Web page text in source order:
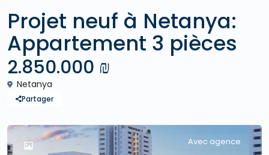
Projet neuf à Netanya:
Appartement 3 pièces
2.850.000 ₪
Netanya
Partager
Avec agence